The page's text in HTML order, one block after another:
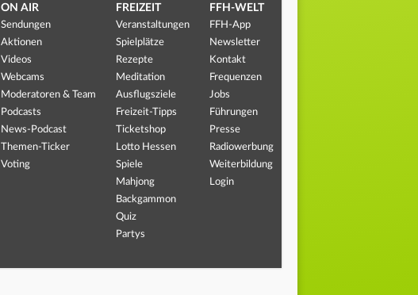
ON AIR
Sendungen
Aktionen
Videos
Webcams
Moderatoren & Team
Podcasts
News-Podcast
Themen-Ticker
Voting
FREIZEIT
Veranstaltungen
Spielplätze
Rezepte
Meditation
Ausflugsziele
Freizeit-Tipps
Ticketshop
Lotto Hessen
Spiele
Mahjong
Backgammon
Quiz
Partys
FFH-WELT
FFH-App
Newsletter
Kontakt
Frequenzen
Jobs
Führungen
Presse
Radiowerbung
Weiterbildung
Login